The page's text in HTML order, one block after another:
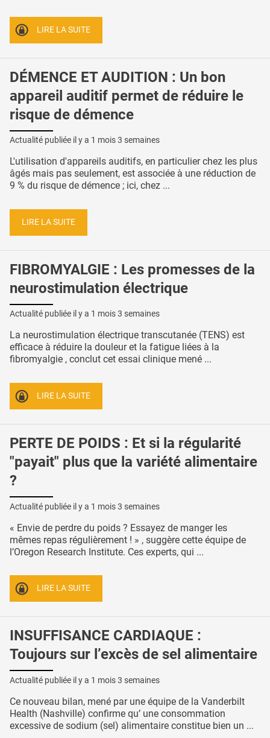
LIRE LA SUITE
DÉMENCE ET AUDITION : Un bon
appareil auditif permet de réduire le
risque de démence
Actualité publiée il y a 1 mois 3 semaines
L'utilisation d'appareils auditifs, en particulier chez les plus
âgés mais pas seulement, est associée à une réduction de
9 % du risque de démence ; ici, chez ...
LIRE LA SUITE
FIBROMYALGIE : Les promesses de la
neurostimulation électrique
Actualité publiée il y a 1 mois 3 semaines
La neurostimulation électrique transcutanée (TENS) est
efficace à réduire la douleur et la fatigue liées à la
fibromyalgie , conclut cet essai clinique mené ...
LIRE LA SUITE
PERTE DE POIDS : Et si la régularité
"payait" plus que la variété alimentaire
?
Actualité publiée il y a 1 mois 3 semaines
« Envie de perdre du poids ? Essayez de manger les
mêmes repas régulièrement ! » , suggère cette équipe de
l’Oregon Research Institute. Ces experts, qui ...
LIRE LA SUITE
INSUFFISANCE CARDIAQUE :
Toujours sur l’excès de sel alimentaire
Actualité publiée il y a 1 mois 3 semaines
Ce nouveau bilan, mené par une équipe de la Vanderbilt
Health (Nashville) confirme qu’ une consommation
excessive de sodium (sel) alimentaire constitue bien un ...